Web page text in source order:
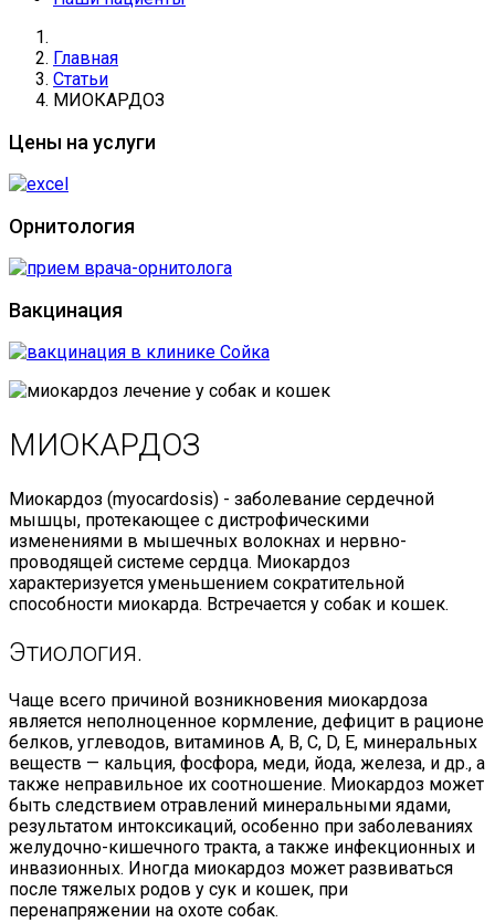
Главная
Статьи
МИОКАРДОЗ
Цены на услуги
Орнитология
Вакцинация
МИОКАРДОЗ
Миокардоз (myocardosis) - заболевание сердечной
мышцы, протекающее с дистрофическими
изменениями в мышечных волокнах и нервно-
проводящей системе сердца. Миокардоз
характеризуется уменьшением сократительной
способности миокарда. Встречается у собак и кошек.
Этиология.
Чаще всего причиной возникновения миокардоза
является неполноценное кормление, дефицит в рационе
белков, углеводов, витаминов А, В, С, D, Е, минеральных
веществ — кальция, фосфора, меди, йода, железа, и др., а
также неправильное их соотношение. Миокардоз может
быть следствием отравлений минеральными ядами,
результатом интоксикаций, особенно при заболеваниях
желудочно-кишечного тракта, а также инфекционных и
инвазионных. Иногда миокардоз может развиваться
после тяжелых родов у сук и кошек, при
перенапряжении на охоте собак.